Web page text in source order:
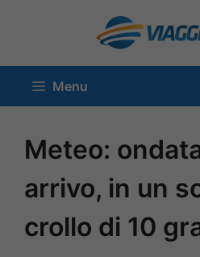
contenuto
Menu
Meteo:
arrivo, in un
crollo di 10